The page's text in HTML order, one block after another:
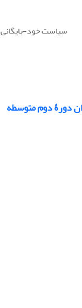
سیاست خود-بایگانی
دورۀ دوم متوسطه